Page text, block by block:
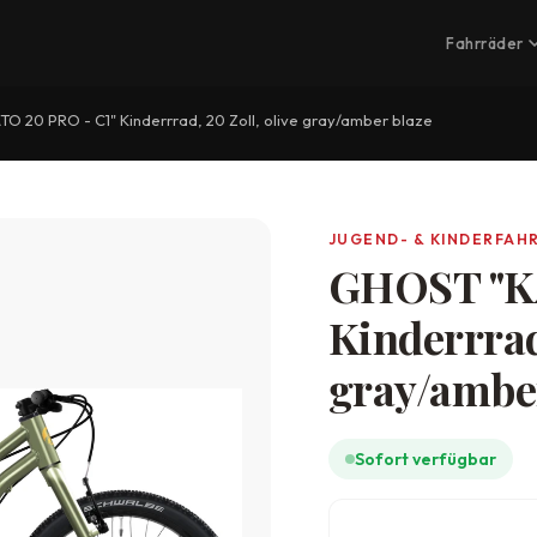
Fahrräder
20 PRO - C1" Kinderrrad, 20 Zoll, olive gray/amber blaze
JUGEND- &
GHOST
gray/
Sofort verfügbar